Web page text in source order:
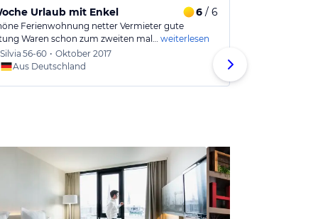
Urlaub mit Enkel 6/ 6
Ferienwohnung netter Vermieter gute
Waren schon zum zweiten mal…
weiterlesen
Silvia 56-60 • Oktober 2017
Aus Deutschland